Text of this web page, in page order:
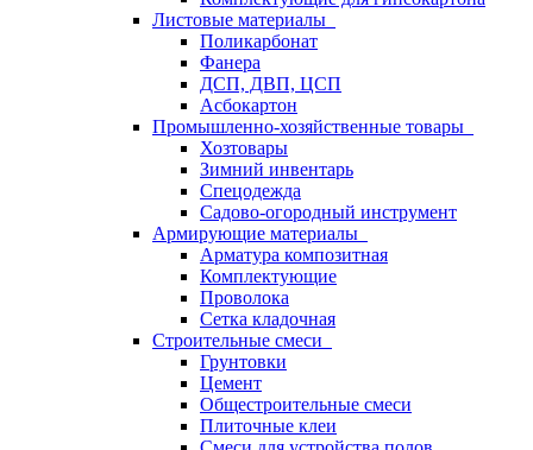
Листовые материалы
Поликарбонат
Фанера
ДСП, ДВП, ЦСП
Асбокартон
Промышленно-хозяйственные товары
Хозтовары
Зимний инвентарь
Спецодежда
Садово-огородный инструмент
Армирующие материалы
Арматура композитная
Комплектующие
Проволока
Сетка кладочная
Строительные смеси
Грунтовки
Цемент
Общестроительные смеси
Плиточные клеи